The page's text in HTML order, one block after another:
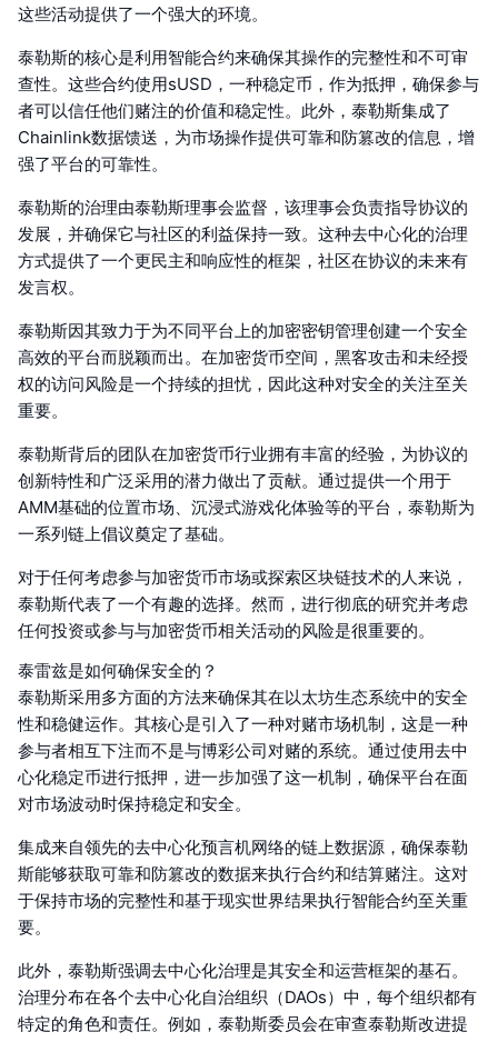
这些活动提供了一个强大的环境。
泰勒斯的核心是利用智能合约来确保其操作的完整性和不可审
查性。这些合约使用sUSD，一种稳定币，作为抵押，确保参与
者可以信任他们赌注的价值和稳定性。此外，泰勒斯集成了
Chainlink数据馈送，为市场操作提供可靠和防篡改的信息，增
强了平台的可靠性。
泰勒斯的治理由泰勒斯理事会监督，该理事会负责指导协议的
发展，并确保它与社区的利益保持一致。这种去中心化的治理
方式提供了一个更民主和响应性的框架，社区在协议的未来有
发言权。
泰勒斯因其致力于为不同平台上的加密密钥管理创建一个安全
高效的平台而脱颖而出。在加密货币空间，黑客攻击和未经授
权的访问风险是一个持续的担忧，因此这种对安全的关注至关
重要。
泰勒斯背后的团队在加密货币行业拥有丰富的经验，为协议的
创新特性和广泛采用的潜力做出了贡献。通过提供一个用于
AMM基础的位置市场、沉浸式游戏化体验等的平台，泰勒斯为
一系列链上倡议奠定了基础。
对于任何考虑参与加密货币市场或探索区块链技术的人来说，
泰勒斯代表了一个有趣的选择。然而，进行彻底的研究并考虑
任何投资或参与与加密货币相关活动的风险是很重要的。
泰雷兹是如何确保安全的？
泰勒斯采用多方面的方法来确保其在以太坊生态系统中的安全
性和稳健运作。其核心是引入了一种对赌市场机制，这是一种
参与者相互下注而不是与博彩公司对赌的系统。通过使用去中
心化稳定币进行抵押，进一步加强了这一机制，确保平台在面
对市场波动时保持稳定和安全。
集成来自领先的去中心化预言机网络的链上数据源，确保泰勒
斯能够获取可靠和防篡改的数据来执行合约和结算赌注。这对
于保持市场的完整性和基于现实世界结果执行智能合约至关重
要。
此外，泰勒斯强调去中心化治理是其安全和运营框架的基石。
治理分布在各个去中心化自治组织（DAOs）中，每个组织都有
特定的角色和责任。例如，泰勒斯委员会在审查泰勒斯改进提